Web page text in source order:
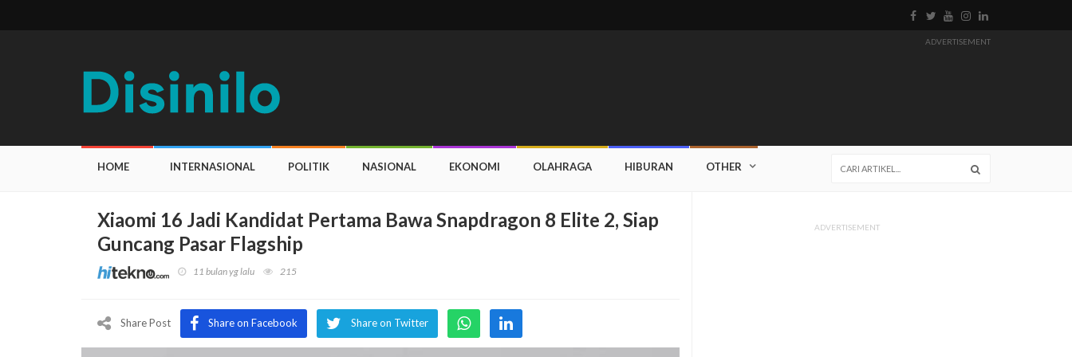
ADVERTISEMENT
HOME INTERNASIONAL POLITIK NASIONAL EKONOMI OLAHRAGA HIBURAN OTHER
Xiaomi 16 Jadi Kandidat Pertama Bawa Snapdragon 8 Elite 2, Siap
Guncang Pasar Flagship
11 bulan yg lalu 215
Share Post Share on Facebook Share on Twitter
ADVERTISEMENT